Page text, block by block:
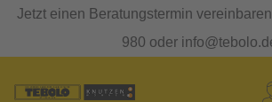
Jetzt einen Beratungstermin
980 oder